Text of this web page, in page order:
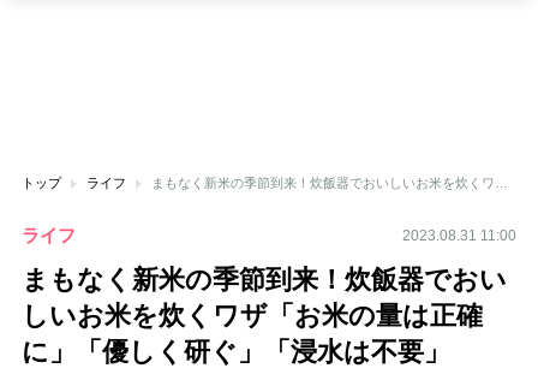
トップ ライフ
ライフ 2023.08.31 11:00
まもなく新米の季節到来！炊飯器でおい
しいお米を炊くワザ「お米の量は正確
に」「優しく研ぐ」「浸水は不要」